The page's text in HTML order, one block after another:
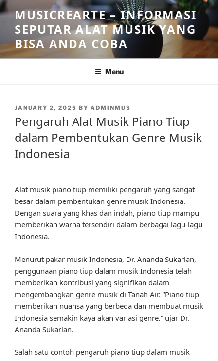
Skip
to
content
MUSICREARTE – INFORMASI
SEPUTAR ALAT MUSIK YANG
BISA ANDA COBA
Menu
POSTED
JANUARY 2, 2025 BY ADMINMUS
Pengaruh Alat Musik Piano Tiup
dalam Pembentukan Genre Musik
Indonesia
Alat musik piano tiup memiliki pengaruh yang sangat
besar dalam pembentukan genre musik Indonesia.
Dengan suara yang khas dan indah, piano tiup mampu
memberikan warna tersendiri dalam berbagai lagu-lagu
Indonesia.
Menurut pakar musik Indonesia, Dr. Ananda Sukarlan,
penggunaan piano tiup dalam musik Indonesia telah
memberikan kontribusi yang signifikan dalam
mengembangkan genre musik di Tanah Air. “Piano tiup
memberikan nuansa yang berbeda dan membuat musik
Indonesia semakin kaya akan variasi genre,” ujar Dr.
Ananda Sukarlan.
Salah satu contoh pengaruh piano tiup dalam musik